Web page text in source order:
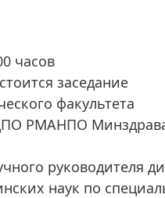
часов
заседание
факультета
РМАНПО
руководителя
наук по